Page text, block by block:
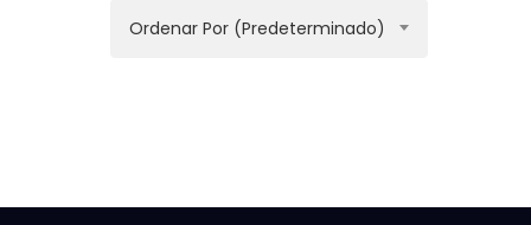
Ordenar Por (predeterminado)